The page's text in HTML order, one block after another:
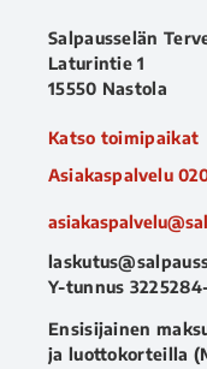
Salpausselän
Laturintie 1
15550 Nastola
Katso toimipaikat
Asiakaspalvelu
Y-tunnus
Ensisijainen
ja luottokorteilla